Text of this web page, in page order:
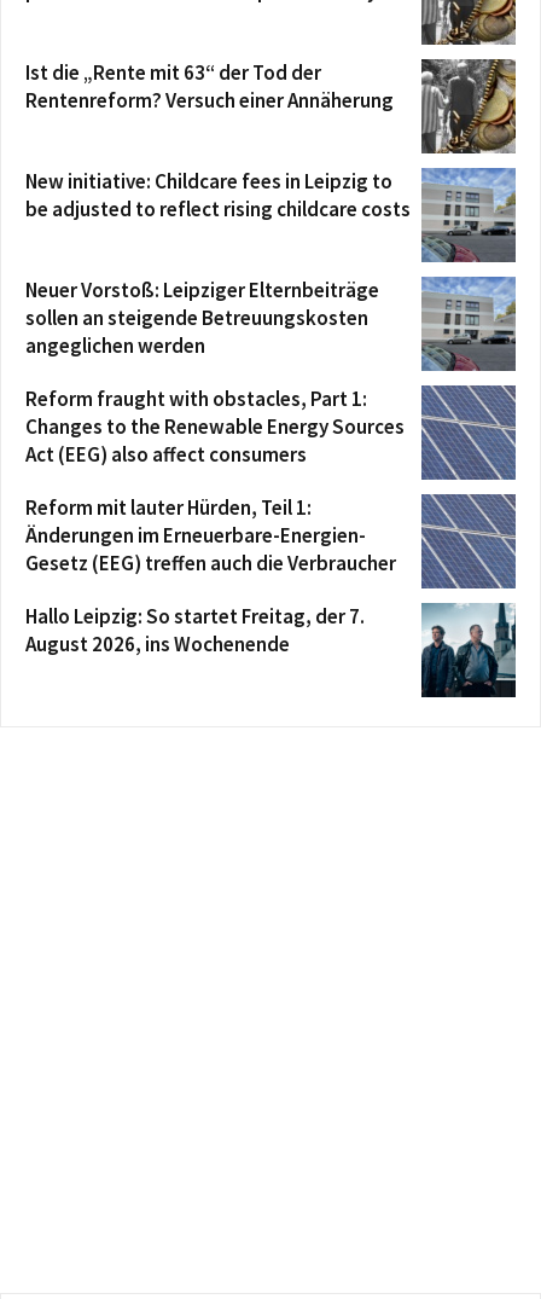
Ist die „Rente mit 63“ der Tod der
Rentenreform? Versuch einer Annäherung
New initiative: Childcare fees in Leipzig to
be adjusted to reflect rising childcare costs
Neuer Vorstoß: Leipziger Elternbeiträge
sollen an steigende Betreuungskosten
angeglichen werden
Reform fraught with obstacles, Part 1:
Changes to the Renewable Energy Sources
Act (EEG) also affect consumers
Reform mit lauter Hürden, Teil 1:
Änderungen im Erneuerbare-Energien-
Gesetz (EEG) treffen auch die Verbraucher
Hallo Leipzig: So startet Freitag, der 7.
August 2026, ins Wochenende